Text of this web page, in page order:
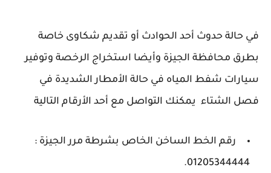
في حالة حدوث أحد الحوادث أو تقديم شكاوى خاصة
بطرق محافظة الجيزة وأيضا استخراج الرخصة وتوفير
سيارات شفط المياه في حالة الأمطار الشديدة في
فصل الشتاء يمكنك التواصل مع أحد الأرقام التالية
رقم الخط الساخن الخاص بشرطة مرر الجيزة :
01205344444.